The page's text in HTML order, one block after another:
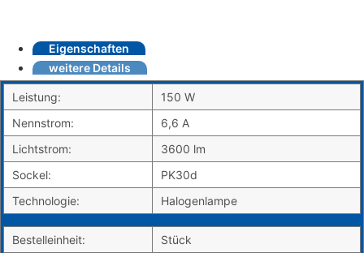
Eigenschaften
weitere Details
Leistung:
150 W
Nennstrom:
6,6 A
Lichtstrom:
3600 lm
Sockel:
PK30d
Technologie:
Halogenlampe
Bestelleinheit:
Stück